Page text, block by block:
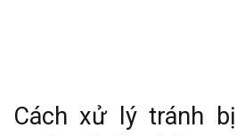
Cách xử lý tránh